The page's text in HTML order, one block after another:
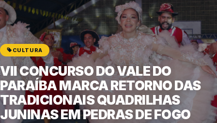
CULTURA
VII CONCURSO DO VALE DO
PARAÍBA MARCA RETORNO DAS
TRADICIONAIS QUADRILHAS
JUNINAS EM PEDRAS DE FOGO